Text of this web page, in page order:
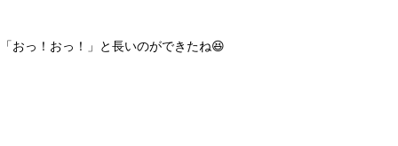
「おっ！おっ！」と長いのができたね😆